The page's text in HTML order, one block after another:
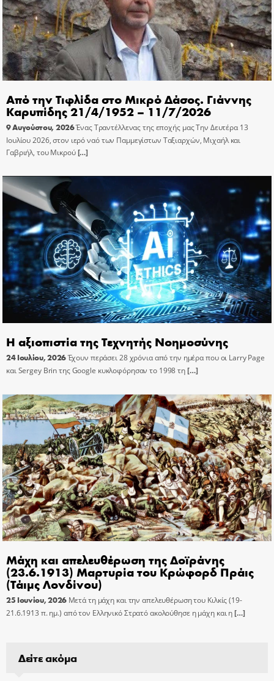
Από την Τιφλίδα στο Μικρό Δάσος. Γιάννης
Καρυπίδης 21/4/1952 – 11/7/2026
9 Αυγούστου, 2026Ένας Τραντέλλενας της εποχής μας Την Δευτέρα 13
Ιουλίου 2026, στον ιερό ναό των Παμμεγίστων Ταξιαρχών, Μιχαήλ και
Γαβριήλ, του Μικρού[…]
Η αξιοπιστία της Τεχνητής Νοημοσύνης
24 Ιουλίου, 2026Έχουν περάσει 28 χρόνια από την ημέρα που οι Larry Page
και Sergey Brin της Google κυκλοφόρησαν το 1998 τη[…]
Μάχη και απελευθέρωση της Δοϊράνης
(23.6.1913) Μαρτυρία του Κρώφορδ Πράις
(Τάιμς Λονδίνου)
25 Ιουνίου, 2026 Μετά τη μάχη και την απελευθέρωση του Κιλκίς (19-
21.6.1913 π. ημ.) από τον Ελληνικό Στρατό ακολούθησε η μάχη και η[…]
Δείτε ακόμα